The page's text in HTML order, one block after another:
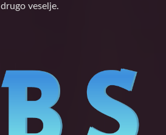
drugo veselje.